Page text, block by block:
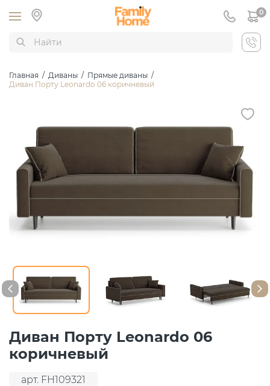
0
Главная / Диваны / Прямые диваны /
Диван Порту Leonardo 06 коричневый
Диван Порту Leonardo 06
коричневый
арт. FH109321